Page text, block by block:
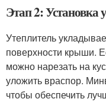
Этап 2: Установка
Утеплитель
поверхности крыши.
можно нарезать на
уложить враспор.
чтобы обеспечить